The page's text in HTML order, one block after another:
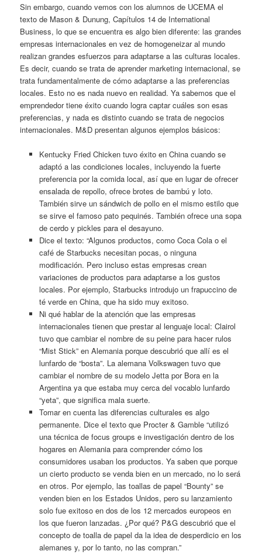
Sin embargo, cuando vemos con los alumnos de UCEMA el
texto de Mason & Dunung, Capítulos 14 de International
Business, lo que se encuentra es algo bien diferente: las grandes
empresas internacionales en vez de homogeneizar al mundo
realizan grandes esfuerzos para adaptarse a las culturas locales.
Es decir, cuando se trata de aprender marketing internacional, se
trata fundamentalmente de cómo adaptarse a las preferencias
locales. Esto no es nada nuevo en realidad. Ya sabemos que el
emprendedor tiene éxito cuando logra captar cuáles son esas
preferencias, y nada es distinto cuando se trata de negocios
internacionales. M&D presentan algunos ejemplos básicos:
Kentucky Fried Chicken tuvo éxito en China cuando se
adaptó a las condiciones locales, incluyendo la fuerte
preferencia por la comida local, así que en lugar de ofrecer
ensalada de repollo, ofrece brotes de bambú y loto.
También sirve un sándwich de pollo en el mismo estilo que
se sirve el famoso pato pequinés. También ofrece una sopa
de cerdo y pickles para el desayuno.
Dice el texto: “Algunos productos, como Coca Cola o el
café de Starbucks necesitan pocas, o ninguna
modificación. Pero incluso estas empresas crean
variaciones de productos para adaptarse a los gustos
locales. Por ejemplo, Starbucks introdujo un frapuccino de
té verde en China, que ha sido muy exitoso.
Ni qué hablar de la atención que las empresas
internacionales tienen que prestar al lenguaje local: Clairol
tuvo que cambiar el nombre de su peine para hacer rulos
“Mist Stick” en Alemania porque descubrió que allí es el
lunfardo de “bosta”. La alemana Volkswagen tuvo que
cambiar el nombre de su modelo Jetta por Bora en la
Argentina ya que estaba muy cerca del vocablo lunfardo
“yeta”, que significa mala suerte.
Tomar en cuenta las diferencias culturales es algo
permanente. Dice el texto que Procter & Gamble “utilizó
una técnica de focus groups e investigación dentro de los
hogares en Alemania para comprender cómo los
consumidores usaban los productos. Ya saben que porque
un cierto producto se venda bien en un mercado, no lo será
en otros. Por ejemplo, las toallas de papel “Bounty” se
venden bien en los Estados Unidos, pero su lanzamiento
solo fue exitoso en dos de los 12 mercados europeos en
los que fueron lanzadas. ¿Por qué? P&G descubrió que el
concepto de toalla de papel da la idea de desperdicio en los
alemanes y, por lo tanto, no las compran.”